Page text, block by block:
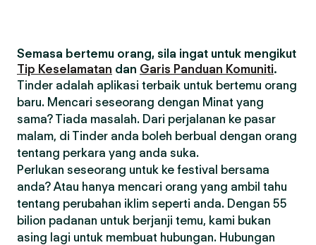
Semasa bertemu orang, sila ingat untuk mengikut
Tip Keselamatan dan Garis Panduan Komuniti.
Tinder adalah aplikasi terbaik untuk bertemu orang
baru. Mencari seseorang dengan Minat yang
sama? Tiada masalah. Dari perjalanan ke pasar
malam, di Tinder anda boleh berbual dengan orang
tentang perkara yang anda suka.
Perlukan seseorang untuk ke festival bersama
anda? Atau hanya mencari orang yang ambil tahu
tentang perubahan iklim seperti anda. Dengan 55
bilion padanan untuk berjanji temu, kami bukan
asing lagi untuk membuat hubungan. Hubungan